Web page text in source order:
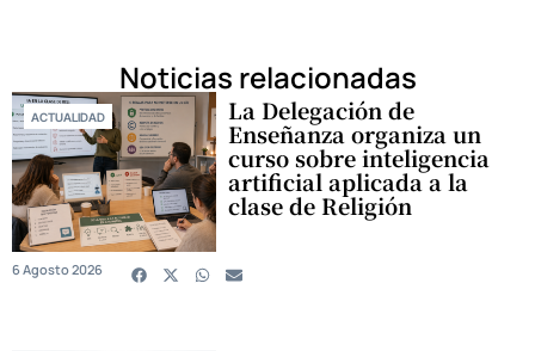
Noticias relacionadas
ACTUALIDAD La Delegación de
Enseñanza organiza un
curso sobre inteligencia
artificial aplicada a la
clase de Religión
6 Agosto 2026